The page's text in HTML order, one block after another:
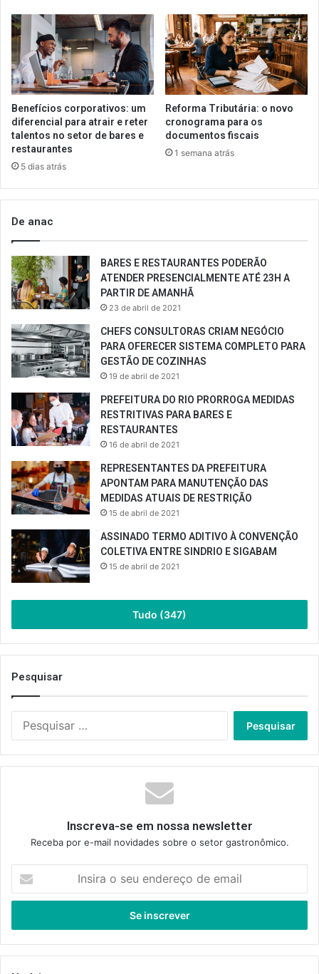
Benefícios corporativos: um
diferencial para atrair e reter
talentos no setor de bares e
restaurantes
5 dias atrás
Reforma Tributária: o novo
cronograma para os
documentos fiscais
1 semana atrás
De anac
BARES E RESTAURANTES PODERÃO
ATENDER PRESENCIALMENTE ATÉ 23H A
PARTIR DE AMANHÃ
23 de abril de 2021
CHEFS CONSULTORAS CRIAM NEGÓCIO
PARA OFERECER SISTEMA COMPLETO PARA
GESTÃO DE COZINHAS
19 de abril de 2021
PREFEITURA DO RIO PRORROGA MEDIDAS
RESTRITIVAS PARA BARES E
RESTAURANTES
16 de abril de 2021
REPRESENTANTES DA PREFEITURA
APONTAM PARA MANUTENÇÃO DAS
MEDIDAS ATUAIS DE RESTRIÇÃO
15 de abril de 2021
ASSINADO TERMO ADITIVO À CONVENÇÃO
COLETIVA ENTRE SINDRIO E SIGABAM
15 de abril de 2021
Tudo (347)
Pesquisar
Inscreva-se em nossa newsletter
Receba por e-mail novidades sobre o setor gastronômico.
seu
de
email